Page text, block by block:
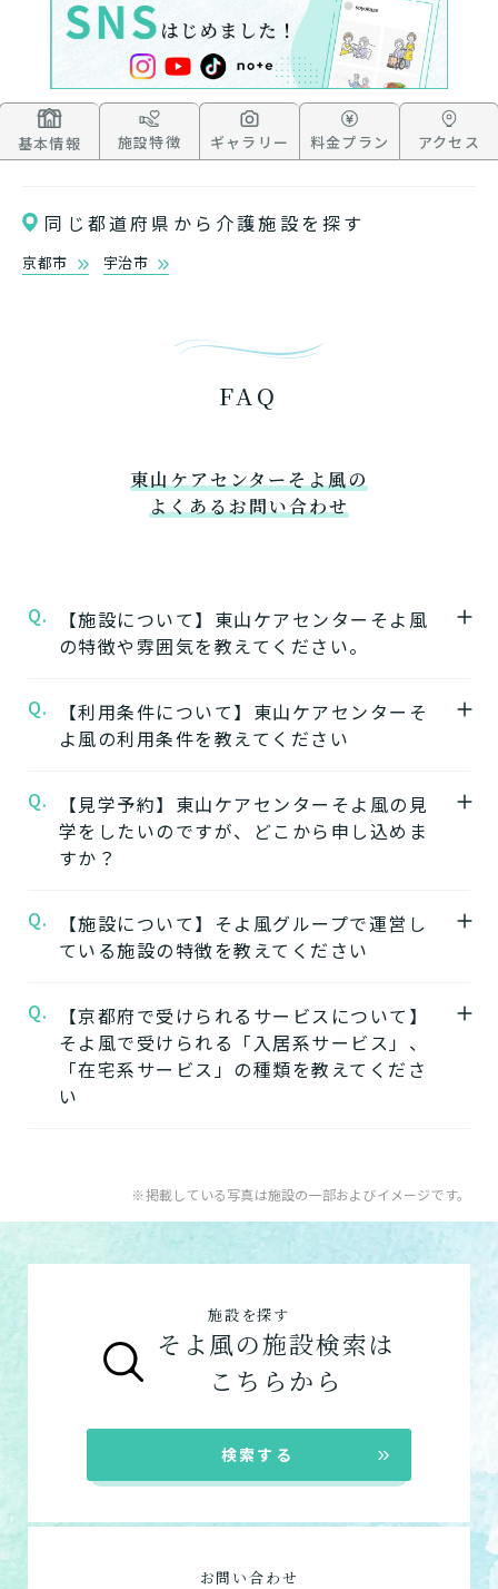
基本情報 施設特徴 ギャラリー 料金プラン アクセス
同じ都道府県から介護施設を探す
京都市 宇治市
FAQ
東山ケアセンターそよ風の
よくあるお問い合わせ
Q.
【施設について】東山ケアセンターそよ風
の特徴や雰囲気を教えてください。
★施設の特徴★
東山ケアセンターそよ風の公式ページでは施
ます。
★施設の雰囲気★
設の写真から雰囲気をご確認いただけます。
Q.
【利用条件について】東山ケアセンターそ
よ風の利用条件を教えてください
要介護度：要支援2、要介護1、要介護2、要
介護3、要介護4、要介護5
※施設ごとに年齢などの入居条件がございま
※認定のご状況によって受けられるサービス
が変わります。
さい。
Q.
【見学予約】東山ケアセンターそよ風の見
学をしたいのですが、どこから申し込めま
すか？
東山ケアセンターそよ風の見学はこちらより
お申込みいただけます。
★そのほかこの介護施設について…相談した
い・資料請求したい・利用したい方はこちら
Q.
【施設について】そよ風グループで運営し
ている施設の特徴を教えてください
そよ風では下記のタイプの入居系施設をご用
意しています。それぞれの施設の特徴、ご利
用者様の目的、要介護度に合わせてご利用い
ただけます。
健康型有料老人ホーム※2024年6月現在、
健康型有料老人ホームは交欒 湘南佐島のみと
なります
グループホームの特徴
シニア向けマンションの特徴
Q.
【京都府で受けられるサービスについて】
そよ風で受けられる「入居系サービス」、
「在宅系サービス」の種類を教えてくださ
い
入居系サービス：ホームに入居したい方向け
の施設一覧は以下です。
：自宅から通いたい、自宅に
来てもらいたい方向けの施設一覧は以下で
す。
※掲載している写真は施設の一部およびイメージです。
施設を探す
そよ風の施設検索は
こちらから
検索する
お問い合わせ